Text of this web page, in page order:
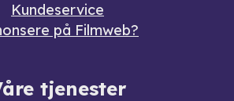
Kundeservice
på Filmweb?
tjenester